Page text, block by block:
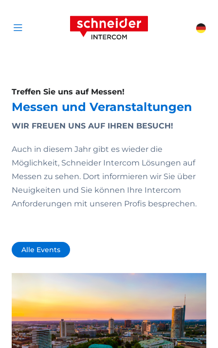
Open menu
Schneider
Treffen Sie uns auf Messen!
Messen und Veranstaltungen
WIR FREUEN UNS AUF IHREN BESUCH!
Auch in diesem Jahr gibt es wieder die
Möglichkeit, Schneider Intercom Lösungen auf
Messen zu sehen. Dort informieren wir Sie über
Neuigkeiten und Sie können Ihre Intercom
Anforderungen mit unseren Profis besprechen.
Alle Events